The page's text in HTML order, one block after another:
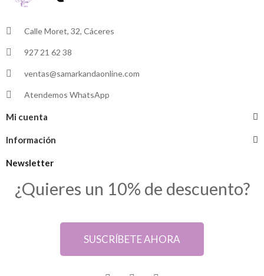
Calle Moret, 32, Cáceres
927 21 62 38
ventas@samarkandaonline.com
Atendemos WhatsApp
Mi cuenta
Información
Newsletter
¿Quieres un 10% de descuento?
SUSCRÍBETE AHORA